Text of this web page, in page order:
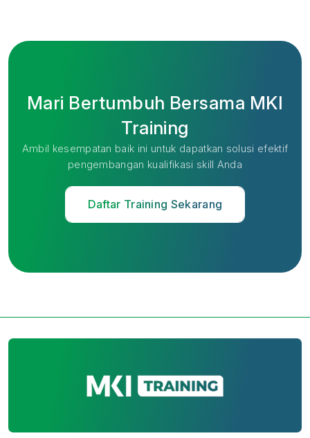
Mari Bertumbuh Bersama MKI
Training
Ambil kesempatan baik ini untuk dapatkan solusi efektif
pengembangan kualifikasi skill Anda
Daftar Training Sekarang